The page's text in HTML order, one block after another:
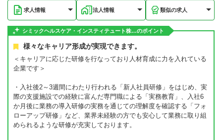
求人情報 法人情報 類似の求人
シミックヘルスケア・インスティテュート株…のポイント
様々なキャリア形成が実現できます。
＜キャリアに応じた研修を行なっており人材育成に力を入れている
企業です＞
・入社後2～3週間にわたり行われる「新人社員研修」をはじめ、実
際の支援施設での経験に富んだ専門職による「実務教育」、入社6
か月後に業務の導入研修の実務を通じての理解度を確認する「フォ
ローアップ研修」など、業界未経験の方でも安心して業務に取り組
められるような研修が充実しております。